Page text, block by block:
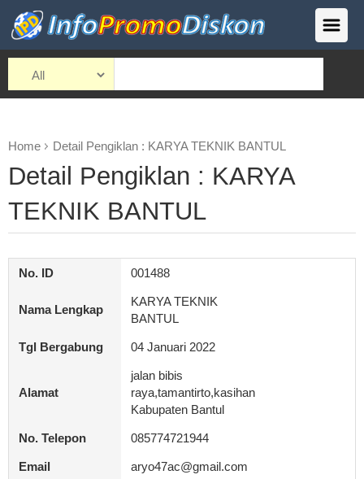
Home Detail Pengiklan : KARYA TEKNIK BANTUL
Detail Pengiklan : KARYA
TEKNIK BANTUL
No. ID 001488
Nama Lengkap
KARYA TEKNIK
BANTUL
Tgl Bergabung 04 Januari 2022
Alamat
jalan bibis
raya,tamantirto,kasihan
Kabupaten Bantul
No. Telepon 085774721944
Email aryo47ac@gmail.com